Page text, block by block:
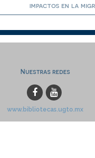
impactos en la
Nuestras redes
www.bibliotecas.ugto.mx